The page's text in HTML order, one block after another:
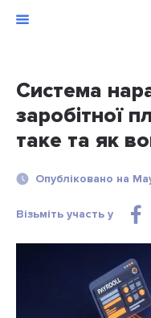
Система
заробітної
таке та як
Опубліковано на
Візьміть участь у